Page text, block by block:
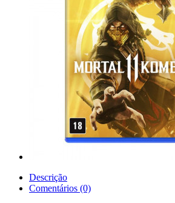
Descrição
Comentários (0)